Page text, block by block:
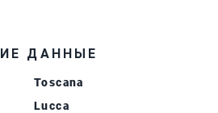
ДАННЫЕ
Toscana
Lucca